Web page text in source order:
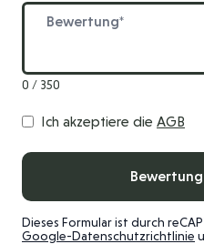
Bewertung
0 / 350
Ich akzeptiere die AGB
Dieses Formular ist durch
Google-Datenschutzrichtlinie